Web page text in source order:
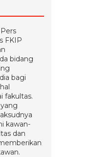
FKIP
bidang
bagi
fakultas.
kawan-
dan